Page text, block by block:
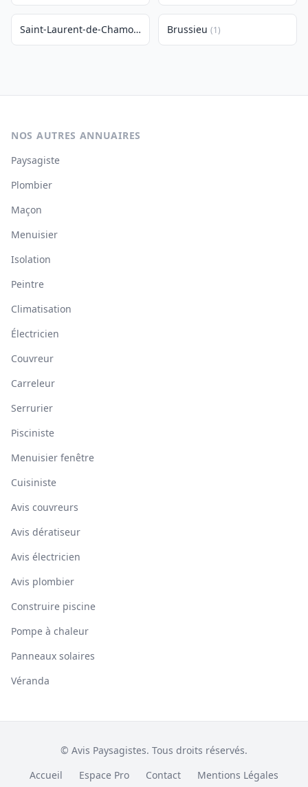
Saint-Laurent-de-Chamousset (1)Brussieu (1)
NOS AUTRES ANNUAIRES
Paysagiste
Plombier
Maçon
Menuisier
Isolation
Peintre
Climatisation
Électricien
Couvreur
Carreleur
Serrurier
Pisciniste
Menuisier fenêtre
Cuisiniste
Avis couvreurs
Avis dératiseur
Avis électricien
Avis plombier
Construire piscine
Pompe à chaleur
Panneaux solaires
Véranda
© Avis Paysagistes. Tous droits réservés.
Accueil
Espace Pro Contact Mentions Légales